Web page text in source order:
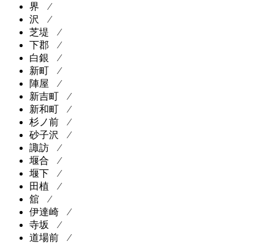
界 ⁄
沢 ⁄
芝堤 ⁄
下郡 ⁄
白銀 ⁄
新町 ⁄
陣屋 ⁄
新吉町 ⁄
新和町 ⁄
杉ノ前 ⁄
砂子沢 ⁄
諏訪 ⁄
堰合 ⁄
堰下 ⁄
田植 ⁄
舘 ⁄
伊達崎 ⁄
寺坂 ⁄
道場前 ⁄